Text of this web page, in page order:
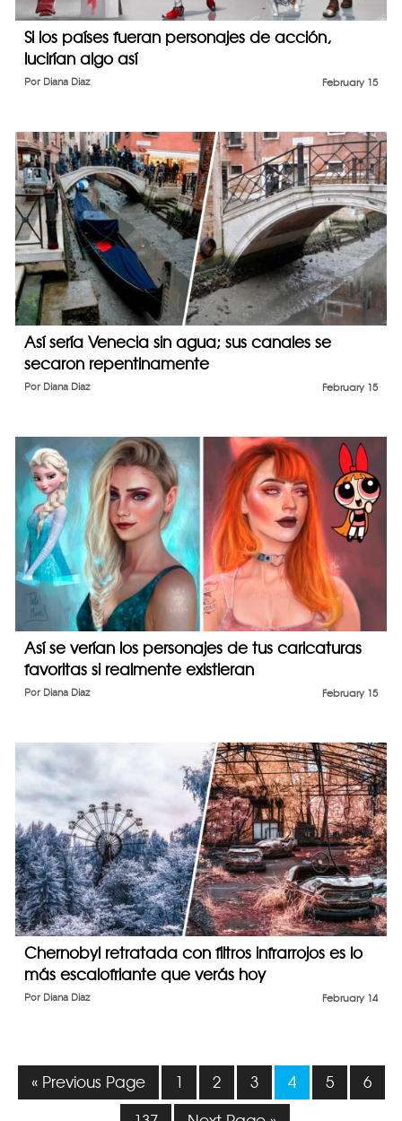
Si los países fueran personajes de acción,
lucirían algo así
February 15
Por Diana Diaz
Así sería Venecia sin agua; sus canales se
secaron repentinamente
February 15
Por Diana Diaz
Así se verían los personajes de tus caricaturas
favoritas si realmente existieran
February 15
Por Diana Diaz
Chernobyl retratada con filtros infrarrojos es lo
más escalofriante que verás hoy
February 14
Por Diana Diaz
« Previous Page 1 2 3 4 5 6